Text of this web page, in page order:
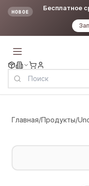
НОВОЕ
Бесплатное
Главная/Продукты/